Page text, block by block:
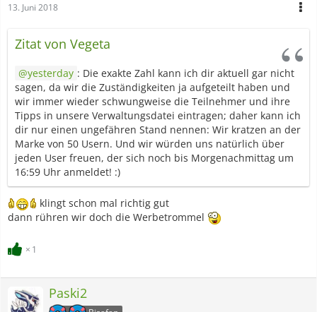
13. Juni 2018
Zitat von Vegeta
yesterday : Die exakte Zahl kann ich dir aktuell gar nicht
sagen, da wir die Zuständigkeiten ja aufgeteilt haben und
wir immer wieder schwungweise die Teilnehmer und ihre
Tipps in unsere Verwaltungsdatei eintragen; daher kann ich
dir nur einen ungefähren Stand nennen: Wir kratzen an der
Marke von 50 Usern. Und wir würden uns natürlich über
jeden User freuen, der sich noch bis Morgenachmittag um
16:59 Uhr anmeldet! :)
klingt schon mal richtig gut
dann rühren wir doch die Werbetrommel
1
Paski2